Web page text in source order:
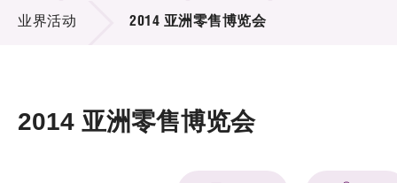
项目及资助计划
活动及消息
业界活动 2014 亚洲零售博览会
2014 亚洲零售博览会